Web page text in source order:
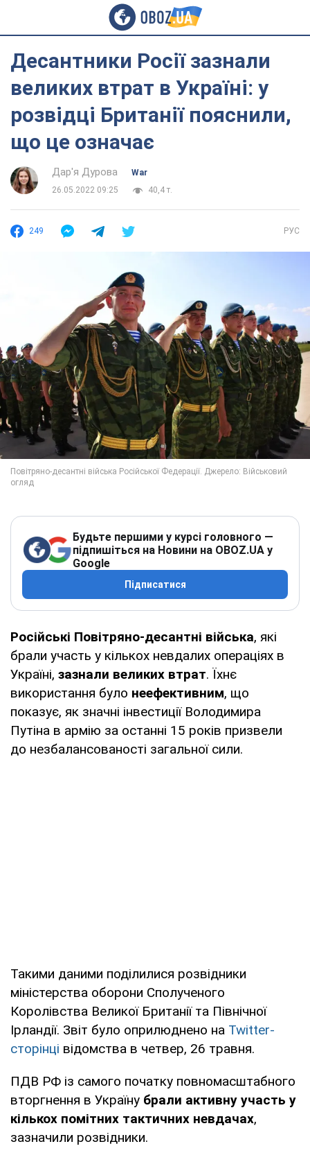
Десантники Росії зазнали
великих втрат в Україні: у
розвідці Британії пояснили,
що це означає
Дар'я Дурова
War
26.05.2022 09:25
40,4 т.
249 РУС
Будьте першими у курсі головного —
підпишіться на Новини на OBOZ.UA у
Google
Підписатися
Російські Повітряно-десантні війська, які
брали участь у кількох невдалих операціях в
Україні, зазнали великих втрат. Їхнє
використання було неефективним, що
показує, як значні інвестиції Володимира
Путіна в армію за останні 15 років призвели
до незбалансованості загальної сили.
Такими даними поділилися розвідники
міністерства оборони Сполученого
Королівства Великої Британії та Північної
Ірландії. Звіт було оприлюднено на Twitter-
сторінці відомства в четвер, 26 травня.
ПДВ РФ із самого початку повномасштабного
вторгнення в Україну брали активну участь у
кількох помітних тактичних невдачах,
зазначили розвідники.